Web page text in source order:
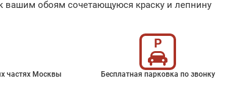
вашим обоям сочетающуюся краску и лепнину
частях Москвы Бесплатная парковка по звонку